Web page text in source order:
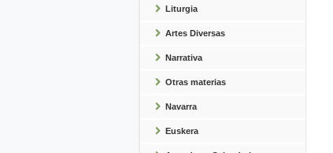
Liturgia
Artes Diversas
Narrativa
Otras materias
Navarra
Euskera